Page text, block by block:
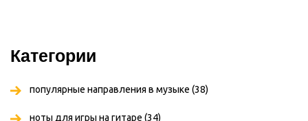
Категории
популярные направления в музыке (38)
ноты для игры на гитаре (34)